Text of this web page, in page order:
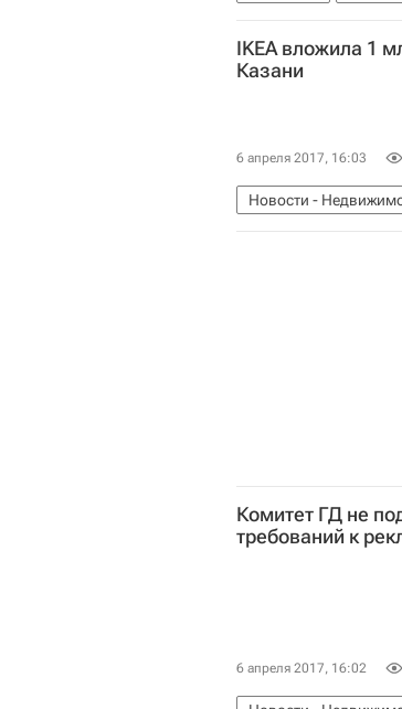
IKEA вложила 1
Казани
6 апреля 2017, 16:03
Новости -
Комитет ГД не
требований к
6 апреля 2017, 16:02